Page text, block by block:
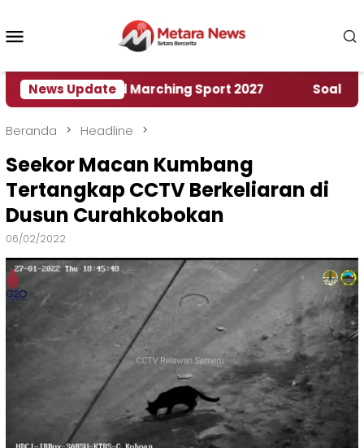
konten
News Update
World Marching Sport 2027 ‎Soal Rencana
Beranda Headline
Seekor Macan Kumbang
Tertangkap CCTV Berkeliaran di
Dusun Curahkobokan
06/02/2022